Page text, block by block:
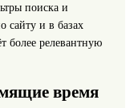
поиска и
сайту и в базах
более релевантную
время